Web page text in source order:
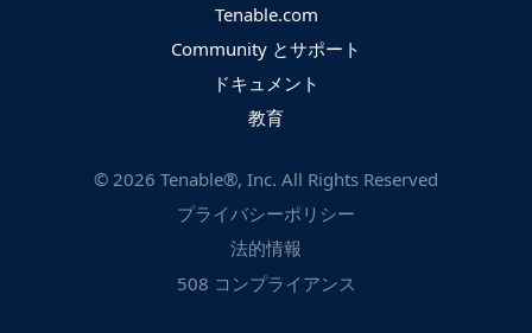
Tenable.com
Community とサポート
ドキュメント
教育
© 2026 Tenable®, Inc. All Rights Reserved
プライバシーポリシー
法的情報
508 コンプライアンス